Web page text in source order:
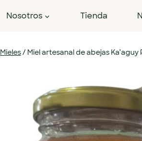
Nosotros Tienda
Mieles/ Miel artesanal de abejas Ka’aguy